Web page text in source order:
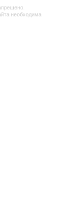
необходима